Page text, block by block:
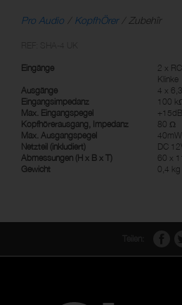
Pro Audio KopfhÖrer Zubehîr
Eingänge
2 x
Klinke
Ausgänge
4 x
Eingangsimpedanz
100
Max. Eingangspegel
Kopfhörerausgang, Impedanz
80 Ω
Max. Ausgangspegel
Netzteil (inkludiert)
DC
Abmessungen (H x B x T)
60 x
Gewicht
0,4 kg